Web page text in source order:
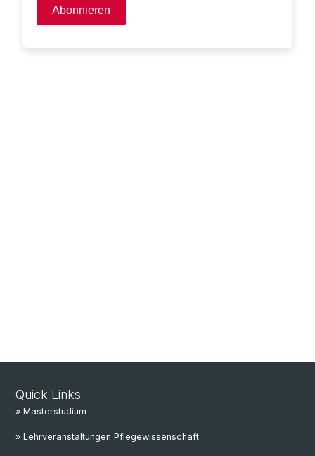
Quick Links
» Masterstudium
» Lehrveranstaltungen Pflegewissenschaft